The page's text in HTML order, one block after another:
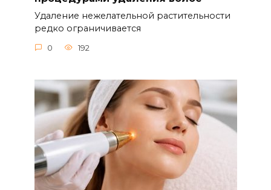
Удаление нежелательной растительности
редко ограничивается
0 192